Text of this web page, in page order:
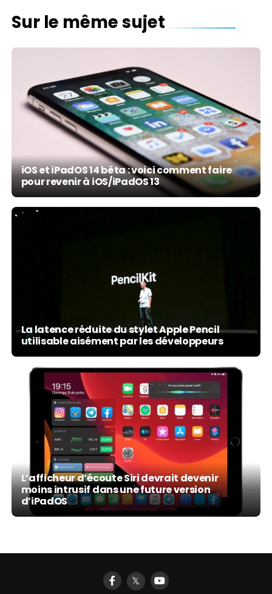
Sur le même sujet
iOS et iPadOS 14 bêta : voici comment faire
pour revenir à iOS/iPadOS 13
La latence réduite du stylet Apple Pencil
utilisable aisément par les développeurs
L’afficheur d’écoute Siri devrait devenir
moins intrusif dans une future version
d’iPadOS
𝕏